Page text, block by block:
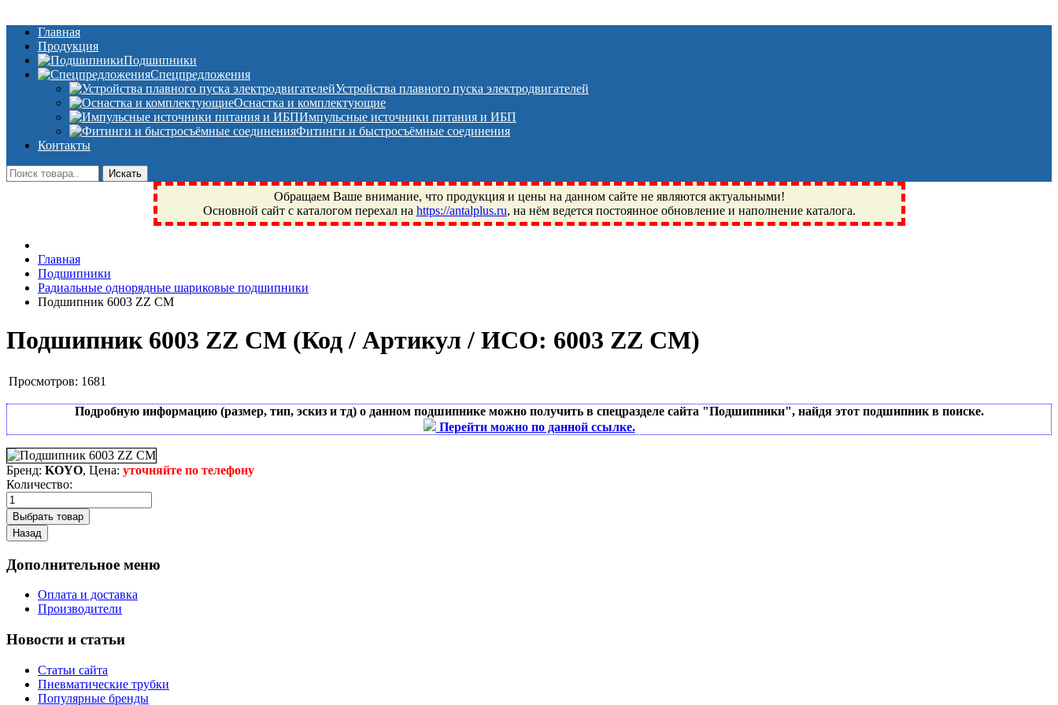
Главная
Продукция
Подшипники
Спецпредложения
Устройства плавного пуска электродвигателей
Оснастка и комплектующие
Импульсные источники питания и ИБП
Фитинги и быстросъёмные соединения
Контакты
Обращаем Ваше внимание, что продукция и цены на данном сайте не являются актуальными!
Основной сайт с каталогом перехал на https://antalplus.ru, на нём ведется постоянное обновление и наполнение каталога.
Фрязино, Антал+, плюс, Свердловский, Загорянский, Юбилейный, Щелково, Москва, Пушкино, Королёв, Балашиха, Фряново, Монино, Ивантеевка, подшипники, пневматика, метизы,
техника, сварочные аппараты, NIS, NSK, JED, KPT, NXZ, ГПЗ, Neutral, WHX, ZWZ, CRAFT, СПЗ-4, NECTECH, KG, LQY, DPI, BSN, SPZ, РФ, BMZ, ХАРП, CX, РОЛТОМ, APZ, FBJ, KYK,
NTN, SKF, купить, заказать
Главная
Подшипники
Радиальные однорядные шариковые подшипники
Подшипник 6003 ZZ CM
Подшипник 6003 ZZ CM (Код / Артикул / ИСО: 6003 ZZ CM)
Просмотров: 1681
Подробную информацию (размер, тип, эскиз и тд) о данном подшипнике можно получить в спецразделе сайта "Подшипники", найдя этот подшипник в поиске.
Перейти можно по данной ссылке.
Бренд: KOYO, Цена: уточняйте по телефону
Количество:
Дополнительное меню
Оплата и доставка
Производители
Новости и статьи
Статьи сайта
Пневматические трубки
Популярные бренды